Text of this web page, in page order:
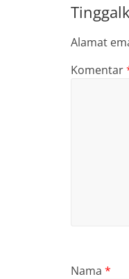
Alamat
Komentar
Nama *